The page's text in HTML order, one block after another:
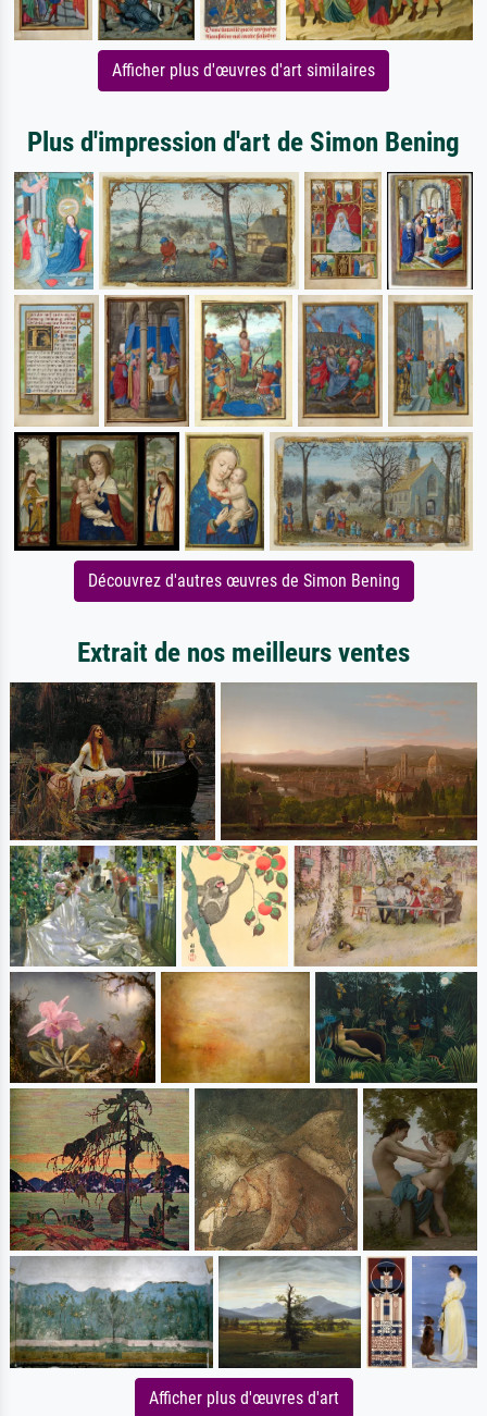
Afficher plus d'œuvres d'art similaires
Plus d'impression d'art de Simon Bening
Découvrez d'autres œuvres de Simon Bening
Extrait de nos meilleurs ventes
Afficher plus d'œuvres d'art